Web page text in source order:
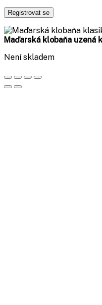
Registrovat se
Maďarská klobaňa uzená
Není skladem